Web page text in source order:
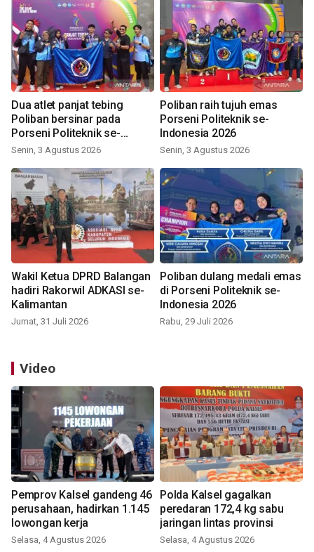
Dua atlet panjat tebing
Poliban bersinar pada
Porseni Politeknik se-
Indonesia 2026
Senin, 3 Agustus 2026
Poliban raih tujuh emas
Porseni Politeknik se-
Indonesia 2026
Senin, 3 Agustus 2026
Wakil Ketua DPRD Balangan
hadiri Rakorwil ADKASI se-
Kalimantan
Jumat, 31 Juli 2026
Poliban dulang medali emas
di Porseni Politeknik se-
Indonesia 2026
Rabu, 29 Juli 2026
Video
Pemprov Kalsel gandeng 46
perusahaan, hadirkan 1.145
lowongan kerja
Selasa, 4 Agustus 2026
Polda Kalsel gagalkan
peredaran 172,4 kg sabu
jaringan lintas provinsi
Selasa, 4 Agustus 2026